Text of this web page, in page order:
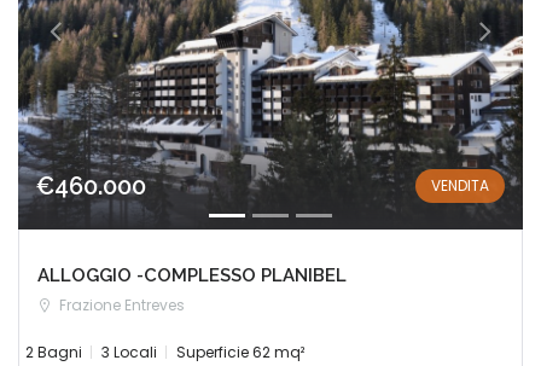
€460.000 VENDITA
ALLOGGIO -COMPLESSO PLANIBEL
Frazione Entreves
2 Bagni 3 Locali Superficie 62 mq²